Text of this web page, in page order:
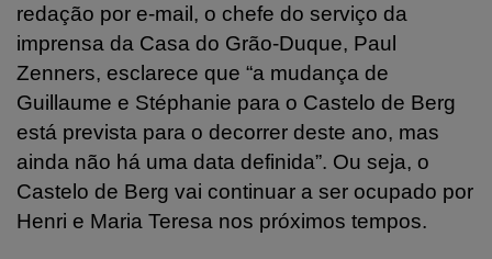
redação por e-mail, o chefe do serviço da
imprensa da Casa do Grão-Duque, Paul
Zenners, esclarece que “a mudança de
Guillaume e Stéphanie para o Castelo de Berg
está prevista para o decorrer deste ano, mas
ainda não há uma data definida”. Ou seja, o
Castelo de Berg vai continuar a ser ocupado por
Henri e Maria Teresa nos próximos tempos.